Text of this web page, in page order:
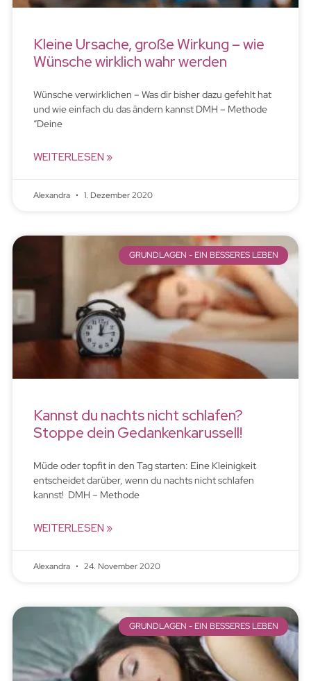
Kleine Ursache, große Wirkung – wie
Wünsche wirklich wahr werden
Wünsche verwirklichen – Was dir bisher dazu gefehlt hat
und wie einfach du das ändern kannst DMH – Methode
“Deine
WEITERLESEN »
Alexandra 1. Dezember 2020
GRUNDLAGEN - EIN BESSERES LEBEN
Kannst du nachts nicht schlafen?
Stoppe dein Gedankenkarussell!
Müde oder topfit in den Tag starten: Eine Kleinigkeit
entscheidet darüber, wenn du nachts nicht schlafen
kannst! DMH – Methode
WEITERLESEN »
Alexandra 24. November 2020
GRUNDLAGEN - EIN BESSERES LEBEN